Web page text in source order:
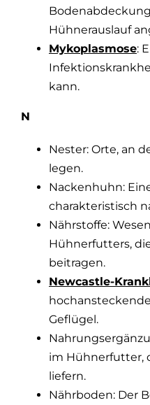
Hühnerauslauf
Mykoplasmose:
kann.
N
Nester: Orte, an
legen.
Nackenhuhn:
charakteristisch
Nährstoffe:
Hühnerfutters,
beitragen.
Newcastle-
Geflügel.
im Hühnerfutter,
liefern.
Nährboden: Der